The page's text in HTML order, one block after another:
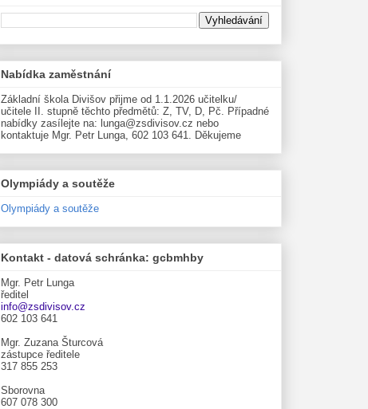
Nabídka zaměstnání
Základní škola Divišov přijme od 1.1.2026 učitelku/
učitele II. stupně těchto předmětů: Z, TV, D, Pč. Případné
nabídky zasílejte na: lunga@zsdivisov.cz nebo
kontaktuje Mgr. Petr Lunga, 602 103 641. Děkujeme
Olympiády a soutěže
Olympiády a soutěže
Kontakt - datová schránka: gcbmhby
Mgr. Petr Lunga
ředitel
info@zsdivisov.cz
602 103 641
Mgr. Zuzana Šturcová
zástupce ředitele
317 855 253
Sborovna
607 078 300